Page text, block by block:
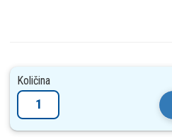
Količina